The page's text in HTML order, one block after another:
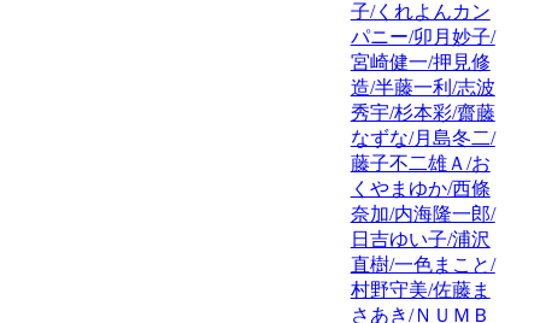
子/くれよんカン
パニー/卯月妙子/
宮崎健一/押見修
造/半藤一利/志波
秀宇/杉本彩/齋藤
なずな/月島冬二/
藤子不二雄Ａ/お
くやまゆか/西條
奈加/内海隆一郎/
日吉ゆい子/浦沢
直樹/一色まこと/
村野守美/佐藤ま
さあき/ＮＵＭＢ